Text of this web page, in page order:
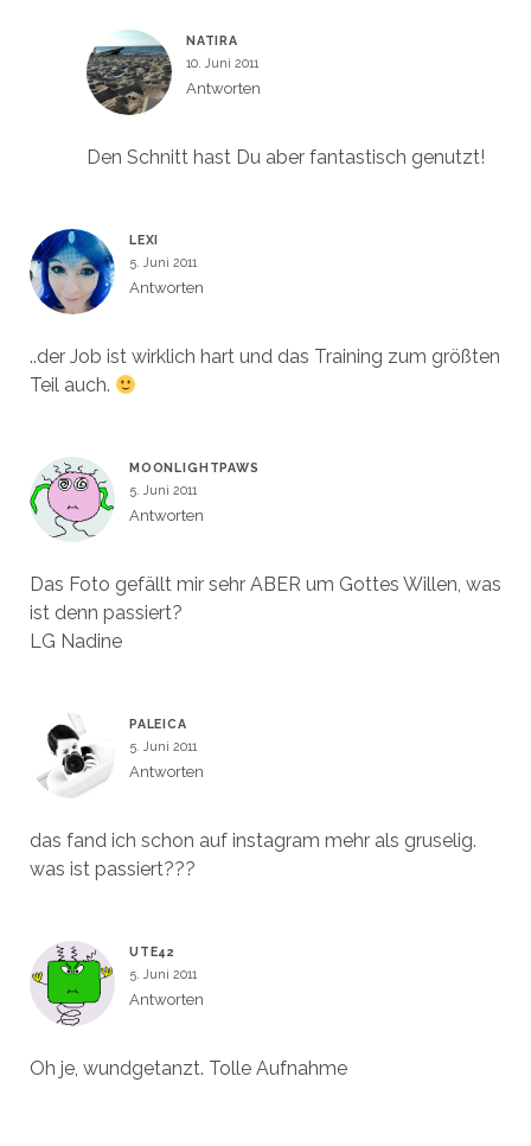
NATIRA
10. Juni 2011
Antworten
Den Schnitt hast Du aber fantastisch genutzt!
LEXI
5. Juni 2011
Antworten
..der Job ist wirklich hart und das Training zum größten
Teil auch.
MOONLIGHTPAWS
5. Juni 2011
Antworten
Das Foto gefällt mir sehr ABER um Gottes Willen, was
ist denn passiert?
LG Nadine
PALEICA
5. Juni 2011
Antworten
das fand ich schon auf instagram mehr als gruselig.
was ist passiert???
UTE42
5. Juni 2011
Antworten
Oh je, wundgetanzt. Tolle Aufnahme